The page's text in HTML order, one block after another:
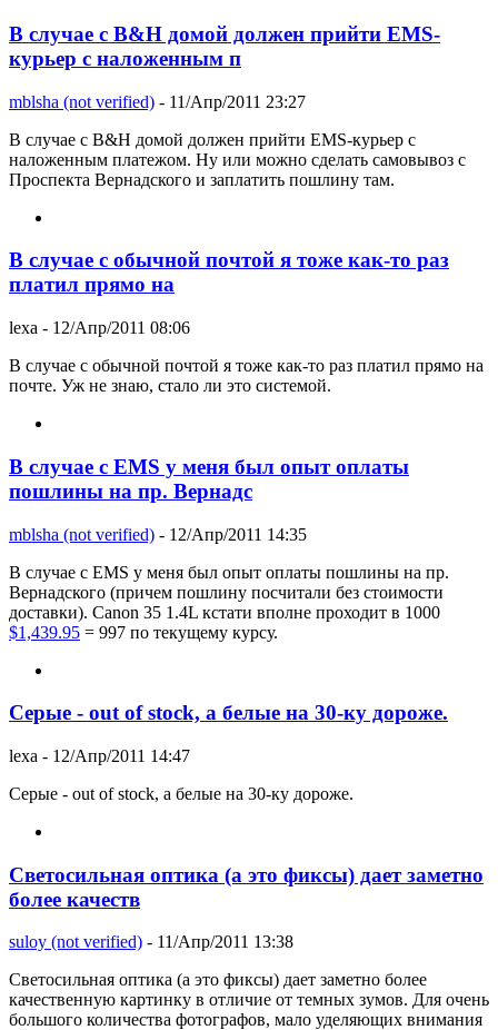
В случае с B&H домой должен прийти EMS-
курьер с наложенным п
mblsha (not verified) - 11/Апр/2011 23:27
В случае с B&H домой должен прийти EMS-курьер с
наложенным платежом. Ну или можно сделать самовывоз с
Проспекта Вернадского и заплатить пошлину там.
В случае с обычной почтой я тоже как-то раз
платил прямо на
lexa - 12/Апр/2011 08:06
В случае с обычной почтой я тоже как-то раз платил прямо на
почте. Уж не знаю, стало ли это системой.
В случае с EMS у меня был опыт оплаты
пошлины на пр. Вернадс
mblsha (not verified) - 12/Апр/2011 14:35
В случае с EMS у меня был опыт оплаты пошлины на пр.
Вернадского (причем пошлину посчитали без стоимости
доставки). Canon 35 1.4L кстати вполне проходит в 1000
$1,439.95 = 997 по текущему курсу.
Серые - out of stock, а белые на 30-ку дороже.
lexa - 12/Апр/2011 14:47
Серые - out of stock, а белые на 30-ку дороже.
Светосильная оптика (а это фиксы) дает заметно
более качеств
suloy (not verified) - 11/Апр/2011 13:38
Светосильная оптика (а это фиксы) дает заметно более
качественную картинку в отличие от темных зумов. Для очень
большого количества фотографов, мало уделяющих внимания